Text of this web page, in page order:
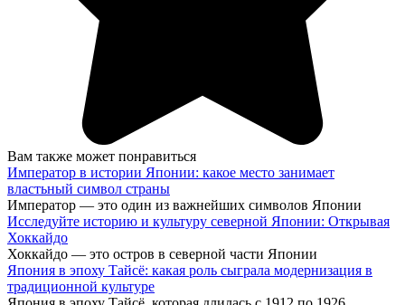
Вам также может понравиться
Император в истории Японии: какое место занимает
властьный символ страны
Император — это один из важнейших символов Японии
Исследуйте историю и культуру северной Японии: Открывая
Хоккайдо
Хоккайдо — это остров в северной части Японии
Япония в эпоху Тайсё: какая роль сыграла модернизация в
традиционной культуре